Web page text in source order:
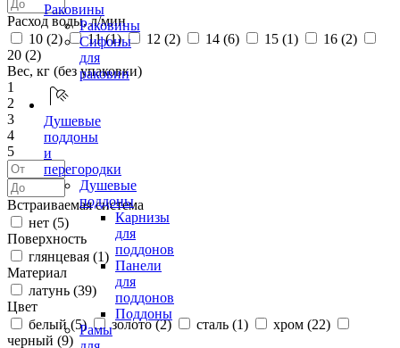
Раковины
Раковины
Сифоны
для
раковин
Душевые
поддоны
и
перегородки
Душевые
поддоны
Карнизы
для
поддонов
Панели
для
поддонов
Поддоны
Рамы
Расход воды, л/мин
10 (2) 11 (1) 12 (2) 14 (6) 15 (1) 16 (2)
20 (2)
Вес, кг (без упаковки)
1
2
3
4
5
Встраиваемая система
нет (5)
Поверхность
глянцевая (1)
Материал
латунь (39)
Цвет
белый (5) золото (2) сталь (1) хром (22)
черный (9)